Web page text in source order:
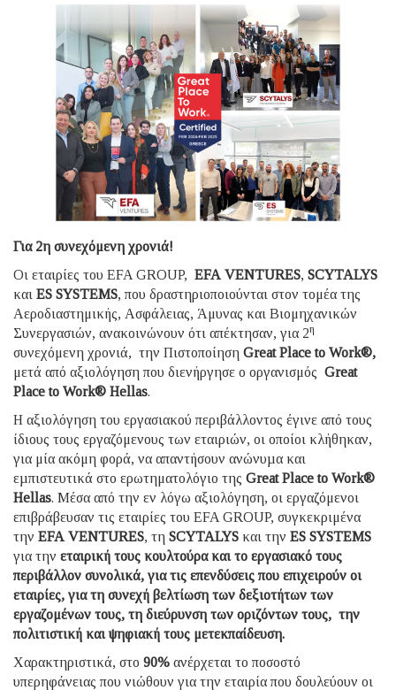
Για 2η συνεχόμενη χρονιά!
Οι εταιρίες του EFA GROUP, EFA VENTURES, SCYTALYS
και ES SYSTEMS, που δραστηριοποιούνται στον τομέα της
Αεροδιαστημικής, Ασφάλειας, Άμυνας και Βιομηχανικών
Συνεργασιών, ανακοινώνουν ότι απέκτησαν, για 2η
συνεχόμενη χρονιά, την Πιστοποίηση Great Place to Work®,
μετά από αξιολόγηση που διενήργησε ο οργανισμός Great
Place to Work® Hellas.
Η αξιολόγηση του εργασιακού περιβάλλοντος έγινε από τους
ίδιους τους εργαζόμενους των εταιριών, οι οποίοι κλήθηκαν,
για μία ακόμη φορά, να απαντήσουν ανώνυµα και
εµπιστευτικά στο ερωτηματολόγιο της Great Place to Work®
Hellas. Μέσα από την εν λόγω αξιολόγηση, οι εργαζόμενοι
επιβράβευσαν τις εταιρίες του EFA GROUP, συγκεκριμένα
την EFA VENTURES, τη SCYTALYS και την ES SYSTEMS
για την εταιρική τους κουλτούρα και το εργασιακό τους
περιβάλλον συνολικά, για τις επενδύσεις που επιχειρούν οι
εταιρίες, για τη συνεχή βελτίωση των δεξιοτήτων των
εργαζομένων τους, τη διεύρυνση των οριζόντων τους, την
πολιτιστική και ψηφιακή τους μετεκπαίδευση.
Χαρακτηριστικά, στο 90% ανέρχεται το ποσοστό
υπερηφάνειας που νιώθουν για την εταιρία που δουλεύουν οι